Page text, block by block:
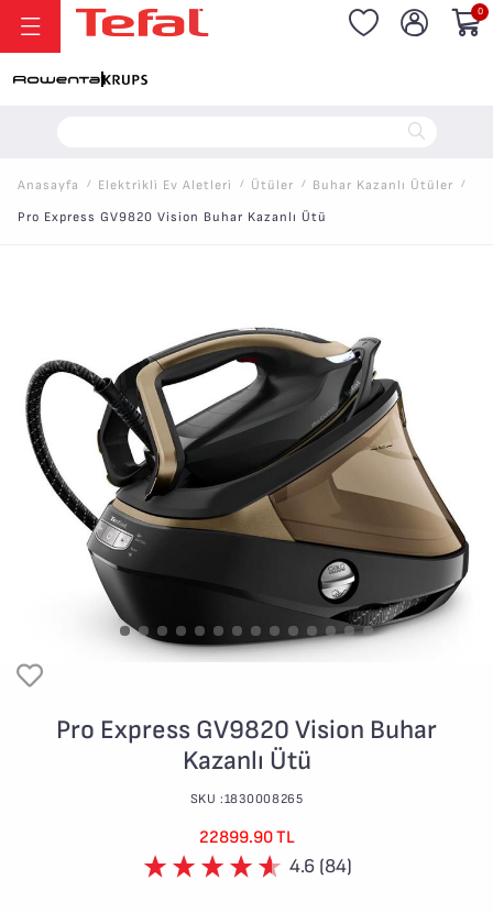
20.000 TL ve Üzeri Alışverişlerinizde Vade Farksız 6 Taksit!
0
Anasayfa / Elektri̇kli̇ Ev Aletleri̇ / Ütüler / Buhar Kazanlı Ütüler /
Pro Express GV9820 Vision Buhar Kazanlı Ütü
Pro Express GV9820 Vision Buhar
Kazanlı Ütü
SKU :1830008265
22899.90 TL
4.6 (84)